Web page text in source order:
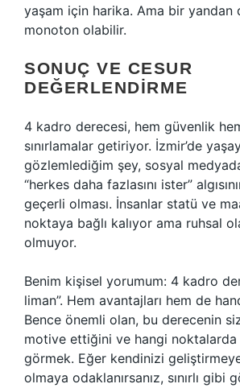
yaşam için harika. Ama bir yandan
monoton olabilir.
SONUÇ VE CESUR
DEĞERLENDIRME
4 kadro derecesi, hem güvenlik
sınırlamalar getiriyor. İzmir’de
gözlemlediğim şey, sosyal
“herkes daha fazlasını ister”
geçerli olması. İnsanlar statü ve
noktaya bağlı kalıyor ama ruhsal
olmuyor.
Benim kişisel yorumum: 4 kadro
liman”. Hem avantajları hem de
Bence önemli olan, bu derecenin
motive ettiğini ve hangi noktalarda
görmek. Eğer kendinizi
olmaya odaklanırsanız, sınırlı gibi